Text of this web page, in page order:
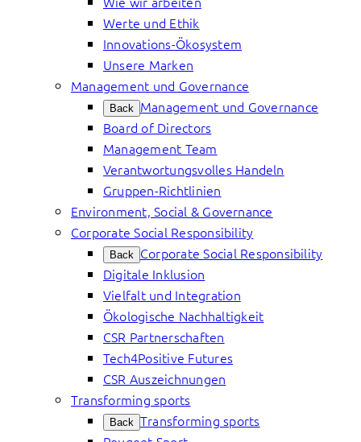
Werte und Ethik
Innovations-Ökosystem
Unsere Marken
Management und Governance
Back Management und Governance
Board of Directors
Management Team
Verantwortungsvolles Handeln
Gruppen-Richtlinien
Environment, Social & Governance
Corporate Social Responsibility
Back Corporate Social Responsibility
Digitale Inklusion
Vielfalt und Integration
Ökologische Nachhaltigkeit
CSR Partnerschaften
Tech4Positive Futures
CSR Auszeichnungen
Transforming sports
Back Transforming sports